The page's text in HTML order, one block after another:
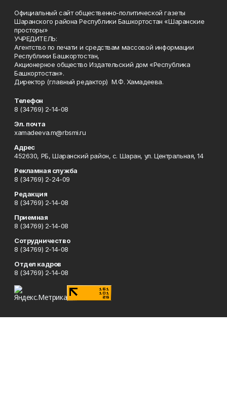
Официальный сайт общественно-политической газеты
Шаранского района Республики Башкортостан «Шаранские
просторы»
УЧРЕДИТЕЛЬ:
Агентство по печати и средствам массовой информации
Республики Башкортостан,
Акционерное общество Издательский дом «Республика
Башкортостан».
Директор (главный редактор) М.Ф. Хамадеева.
Телефон
8 (34769) 2-14-08
Эл. почта
xamadeeva.m@rbsmi.ru
Адрес
452630, РБ, Шаранский район, с. Шаран, ул. Центральная, 14
Рекламная служба
8 (34769) 2-24-09
Редакция
8 (34769) 2-14-08
Приемная
8 (34769) 2-14-08
Сотрудничество
8 (34769) 2-14-08
Отдел кадров
8 (34769) 2-14-08